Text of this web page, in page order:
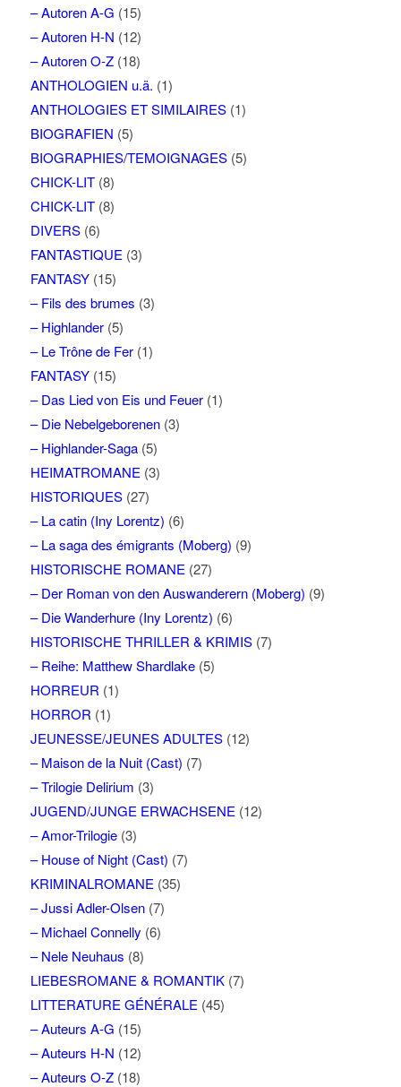
– Autoren A-G (15)
– Autoren H-N (12)
– Autoren O-Z(18)
ANTHOLOGIEN u.ä. (1)
ANTHOLOGIES ET SIMILAIRES(1)
BIOGRAFIEN (5)
BIOGRAPHIES/TEMOIGNAGES(5)
CHICK-LIT(8)
CHICK-LIT(8)
DIVERS(6)
FANTASTIQUE (3)
FANTASY(15)
– Fils des brumes (3)
– Highlander(5)
– Le Trône de Fer(1)
FANTASY(15)
– Das Lied von Eis und Feuer(1)
– Die Nebelgeborenen(3)
– Highlander-Saga(5)
HEIMATROMANE (3)
HISTORIQUES(27)
– La catin (Iny Lorentz) (6)
– La saga des émigrants (Moberg) (9)
HISTORISCHE ROMANE (27)
– Der Roman von den Auswanderern (Moberg) (9)
– Die Wanderhure (Iny Lorentz) (6)
HISTORISCHE THRILLER & KRIMIS(7)
– Reihe: Matthew Shardlake(5)
HORREUR (1)
HORROR (1)
JEUNESSE/JEUNES ADULTES(12)
– Maison de la Nuit (Cast) (7)
– Trilogie Delirium (3)
JUGEND/JUNGE ERWACHSENE (12)
– Amor-Trilogie(3)
– House of Night (Cast) (7)
KRIMINALROMANE (35)
– Jussi Adler-Olsen(7)
– Michael Connelly (6)
– Nele Neuhaus (8)
LIEBESROMANE & ROMANTIK(7)
LITTERATURE GÉNÉRALE (45)
– Auteurs A-G (15)
– Auteurs H-N (12)
– Auteurs O-Z(18)